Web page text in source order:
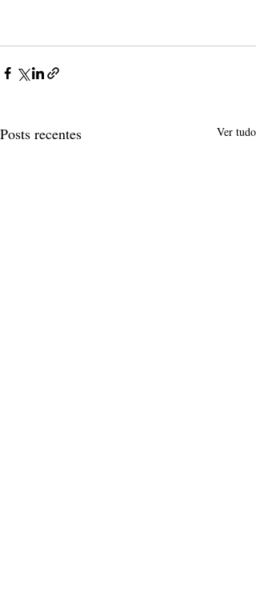
Posts recentes Ver tudo